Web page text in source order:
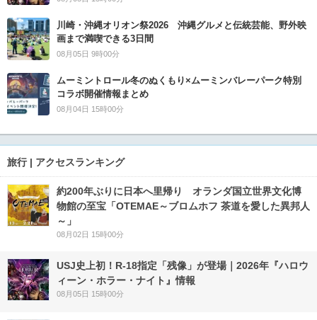
川崎・沖縄オリオン祭2026 沖縄グルメと伝統芸能、野外映
画まで満喫できる3日間
08月05日 9時00分
ムーミントロール冬のぬくもり×ムーミンバレーパーク特別
コラボ開催情報まとめ
08月04日 15時00分
旅行 | アクセスランキング
約200年ぶりに日本へ里帰り オランダ国立世界文化博
物館の至宝「OTEMAE～ブロムホフ 茶道を愛した異邦人
～」
08月02日 15時00分
USJ史上初！R-18指定「残像」が登場｜2026年『ハロウ
ィーン・ホラー・ナイト』情報
08月05日 15時00分